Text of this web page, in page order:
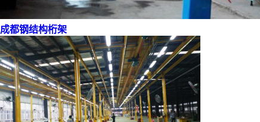
成都钢结构桁架